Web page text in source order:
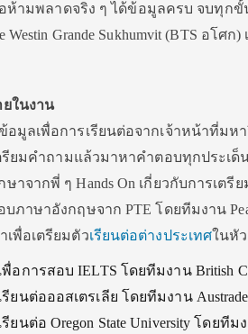
อห้ามพลาดจริง ๆ ได้ข้อมูลครบ จบทุกขั้
Westin Grande Sukhumvit (BTS อโ
ในงาน
อมูลเพื่อการเรียนต่อจากเจ้าหน้าที่มห
ตรียมคำถามแล้วมาหาคำตอบทุกประเด็
ษาจากพี่ ๆ Hands On เกี่ยวกับการเต
ภาษาอังกฤษจาก PTE โดยทีมงาน
เพื่อเตรียมตัวเรียนต่อต่างประเทศในหั
อการสอบ IELTS โดยทีมงาน British
ยนต่อออสเตรเลีย โดยทีมงาน Austrade
ยนต่อ Oregon State University โดยทีม